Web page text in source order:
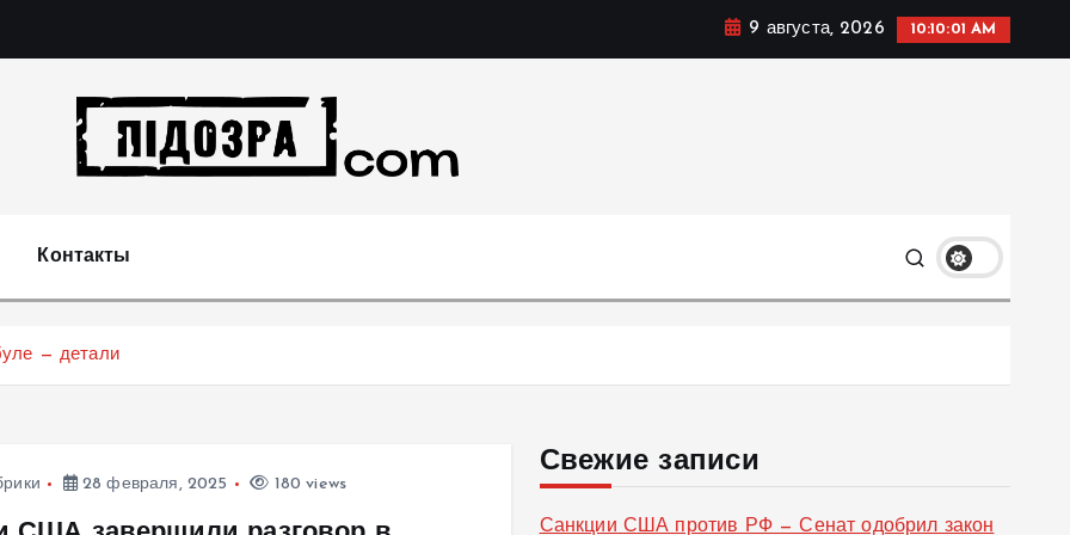
9 августа, 2026 10:10:02 AM
Контакты
— детали
28 февраля, 2025 180 views
Свежие записи
Санкции США против РФ — Сенат одобрил закон